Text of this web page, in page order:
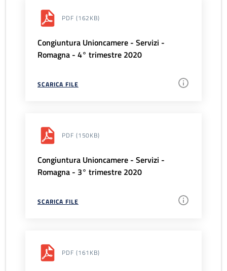
PDF (162KB)
Congiuntura Unioncamere - Servizi -
Romagna - 4° trimestre 2020
SCARICA FILE
PDF (150KB)
Congiuntura Unioncamere - Servizi -
Romagna - 3° trimestre 2020
SCARICA FILE
PDF (161KB)